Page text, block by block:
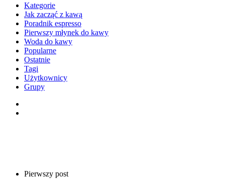
Pierwszy post
Kategorie
Jak zacząć z kawą
Poradnik espresso
Pierwszy młynek do kawy
Woda do kawy
Popularne
Ostatnie
Tagi
Użytkownicy
Grupy